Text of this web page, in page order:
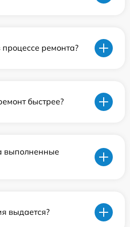
ремонта?
быстрее?
выполненные
выдается?